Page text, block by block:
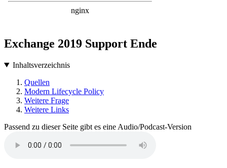
Exchange 2019 Support Ende
Inhaltsverzeichnis
Quellen
Modern Lifecycle Policy
Weitere Frage
Weitere Links
Passend zu dieser Seite gibt es eine Audio/Podcast-Version